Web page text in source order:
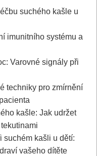
suchého⁣ kašle u
⁣imunitního systému a
Varovné signály při⁣
techniky ⁣pro‌ zmírnění
kašle: Jak udržet
suchém kašli u dětí:
vašeho dítěte